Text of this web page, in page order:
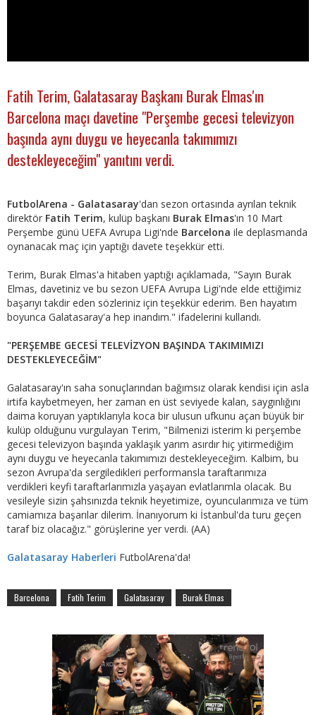
Fatih Terim, Galatasaray Başkanı Burak Elmas'ın
Barcelona maçı davetine "Perşembe gecesi televizyon
başında aynı duygu ve heyecanla takımımızı
destekleyeceğim" yanıtını verdi.
FutbolArena - Galatasaray'dan sezon ortasında ayrılan teknik
direktör Fatih Terim, kulüp başkanı Burak Elmas'ın 10 Mart
Perşembe günü UEFA Avrupa Ligi'nde Barcelona ile deplasmanda
oynanacak maç için yaptığı davete teşekkür etti.
Terim, Burak Elmas'a hitaben yaptığı açıklamada, "Sayın Burak
Elmas, davetiniz ve bu sezon UEFA Avrupa Ligi'nde elde ettiğimiz
başarıyı takdir eden sözleriniz için teşekkür ederim. Ben hayatım
boyunca Galatasaray'a hep inandım." ifadelerini kullandı.
"PERŞEMBE GECESİ TELEVİZYON BAŞINDA TAKIMIMIZI
DESTEKLEYECEĞİM"
Galatasaray'ın saha sonuçlarından bağımsız olarak kendisi için asla
irtifa kaybetmeyen, her zaman en üst seviyede kalan, saygınlığını
daima koruyan yaptıklarıyla koca bir ulusun ufkunu açan büyük bir
kulüp olduğunu vurgulayan Terim, "Bilmenizi isterim ki perşembe
gecesi televizyon başında yaklaşık yarım asırdır hiç yitirmediğim
aynı duygu ve heyecanla takımımızı destekleyeceğim. Kalbim, bu
sezon Avrupa'da sergiledikleri performansla taraftarımıza
verdikleri keyfi taraftarlarımızla yaşayan evlatlarımla olacak. Bu
vesileyle sizin şahsınızda teknik heyetimize, oyuncularımıza ve tüm
camiamıza başarılar dilerim. İnanıyorum ki İstanbul'da turu geçen
taraf biz olacağız." görüşlerine yer verdi. (AA)
Galatasaray Haberleri FutbolArena'da!
Barcelona Fatih Terim Galatasaray Burak Elmas